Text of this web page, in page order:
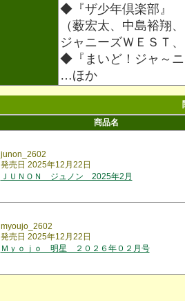
◆『ザ少年倶楽部』
（薮宏太、中島裕翔
ジャニーズＷＥＳＴ
◆『まいど！ジャ～
…ほか
商品名
junon_2602
発売日 2025年12月22日
ＪＵＮＯＮ ジュノン 2025年2月
myoujo_2602
発売日 2025年12月22日
Ｍｙｏｊｏ 明星 ２０２６年０２月号